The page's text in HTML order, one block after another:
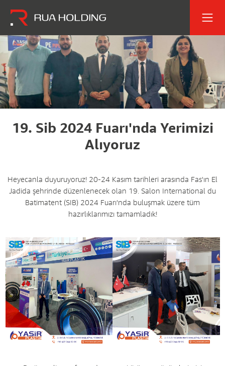
19. Sib 2024 Fuarı'nda Yerimizi
Alıyoruz
Heyecanla duyuruyoruz! 20-24 Kasım tarihleri arasında Fas'ın El
Jadida şehrinde düzenlenecek olan 19. Salon International du
Batimatent (SIB) 2024 Fuarı'nda buluşmak üzere tüm
hazırlıklarımızı tamamladık!